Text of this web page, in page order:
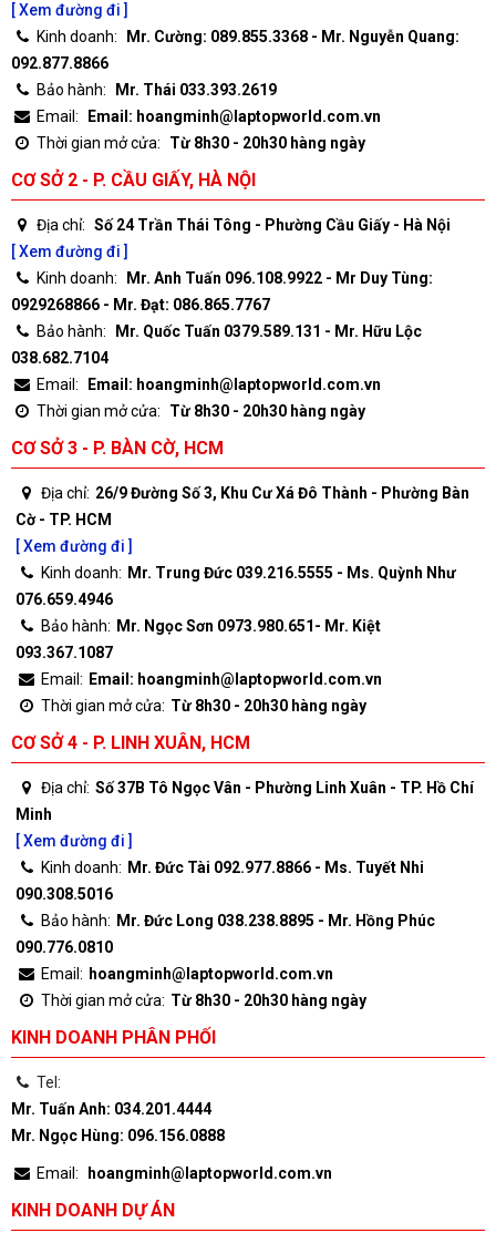
[ Xem đường đi ]
Kinh doanh:
Mr. Cường: 089.855.3368 - Mr. Nguyễn Quang:
092.877.8866
Bảo hành:
Mr. Thái 033.393.2619
Email:
Email: hoangminh@laptopworld.com.vn
Thời gian mở cửa:
Từ 8h30 - 20h30 hàng ngày
CƠ SỞ 2 - P. CẦU GIẤY, HÀ NỘI
Địa chỉ: Số 24 Trần Thái Tông - Phường Cầu Giấy - Hà Nội
[ Xem đường đi ]
Kinh doanh:
Mr. Anh Tuấn 096.108.9922 - Mr Duy Tùng:
0929268866 - Mr. Đạt: 086.865.7767
Bảo hành:
Mr. Quốc Tuấn 0379.589.131 - Mr. Hữu Lộc
038.682.7104
Email:
Email: hoangminh@laptopworld.com.vn
Thời gian mở cửa:
Từ 8h30 - 20h30 hàng ngày
CƠ SỞ 3 - P. BÀN CỜ, HCM
Địa chỉ: 26/9 Đường Số 3, Khu Cư Xá Đô Thành - Phường Bàn
Cờ - TP. HCM
[ Xem đường đi ]
Kinh doanh: Mr. Trung Đức 039.216.5555 - Ms. Quỳnh Như
076.659.4946
Bảo hành: Mr. Ngọc Sơn 0973.980.651- Mr. Kiệt
093.367.1087
Email: Email: hoangminh@laptopworld.com.vn
Thời gian mở cửa: Từ 8h30 - 20h30 hàng ngày
CƠ SỞ 4 - P. LINH XUÂN, HCM
Địa chỉ: Số 37B Tô Ngọc Vân - Phường Linh Xuân - TP. Hồ Chí
Minh
[ Xem đường đi ]
Kinh doanh: Mr. Đức Tài 092.977.8866 - Ms. Tuyết Nhi
090.308.5016
Bảo hành: Mr. Đức Long 038.238.8895 - Mr. Hồng Phúc
090.776.0810
Email: hoangminh@laptopworld.com.vn
Thời gian mở cửa: Từ 8h30 - 20h30 hàng ngày
KINH DOANH PHÂN PHỐI
Tel:
Mr. Tuấn Anh: 034.201.4444
Mr. Ngọc Hùng: 096.156.0888
Email: hoangminh@laptopworld.com.vn
KINH DOANH DỰ ÁN